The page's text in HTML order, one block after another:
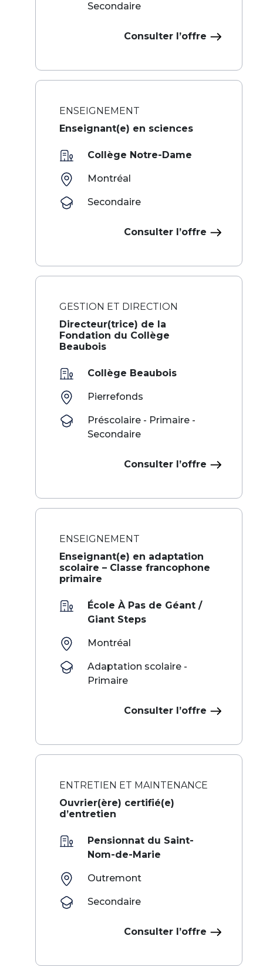
Secondaire
Consulter l’offre
ENSEIGNEMENT
Enseignant(e) en sciences
Collège Notre-Dame
Montréal
Secondaire
Consulter l’offre
GESTION ET DIRECTION
Directeur(trice) de la
Fondation du Collège
Beaubois
Collège Beaubois
Pierrefonds
Préscolaire - Primaire -
Secondaire
Consulter l’offre
ENSEIGNEMENT
Enseignant(e) en adaptation
scolaire – Classe francophone
primaire
École À Pas de Géant /
Giant Steps
Montréal
Adaptation scolaire -
Primaire
Consulter l’offre
ENTRETIEN ET MAINTENANCE
Ouvrier(ère) certifié(e)
d’entretien
Pensionnat du Saint-
Nom-de-Marie
Outremont
Secondaire
Consulter l’offre